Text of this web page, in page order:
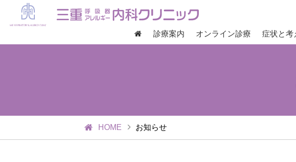
診療案内 オンライン診療 症状と考
HOME お知らせ